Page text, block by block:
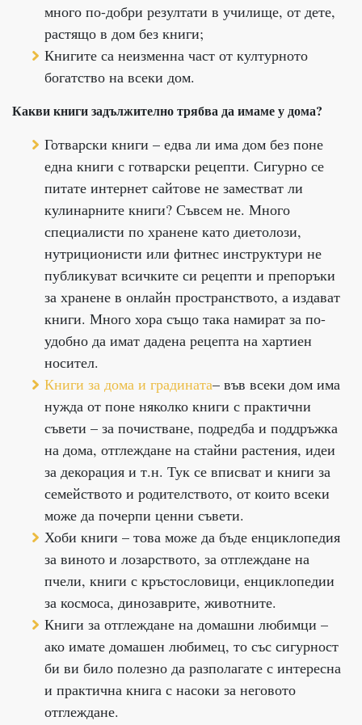
много по-добри резултати в училище, от дете,
растящо в дом без книги;
Книгите са неизменна част от културното
богатство на всеки дом.
Какви книги задължително трябва да имаме у дома?
Готварски книги – едва ли има дом без поне
една книги с готварски рецепти. Сигурно се
питате интернет сайтове не заместват ли
кулинарните книги? Съвсем не. Много
специалисти по хранене като диетолози,
нутриционисти или фитнес инструктури не
публикуват всичките си рецепти и препоръки
за хранене в онлайн пространството, а издават
книги. Много хора също така намират за по-
удобно да имат дадена рецепта на хартиен
носител.
Книги за дома и градината– във всеки дом има
нужда от поне няколко книги с практични
съвети – за почистване, подредба и поддръжка
на дома, отглеждане на стайни растения, идеи
за декорация и т.н. Тук се вписват и книги за
семейството и родителството, от които всеки
може да почерпи ценни съвети.
Хоби книги – това може да бъде енциклопедия
за виното и лозарството, за отглеждане на
пчели, книги с кръстословици, енциклопедии
за космоса, динозаврите, животните.
Книги за отглеждане на домашни любимци –
ако имате домашен любимец, то със сигурност
би ви било полезно да разполагате с интересна
и практична книга с насоки за неговото
отглеждане.